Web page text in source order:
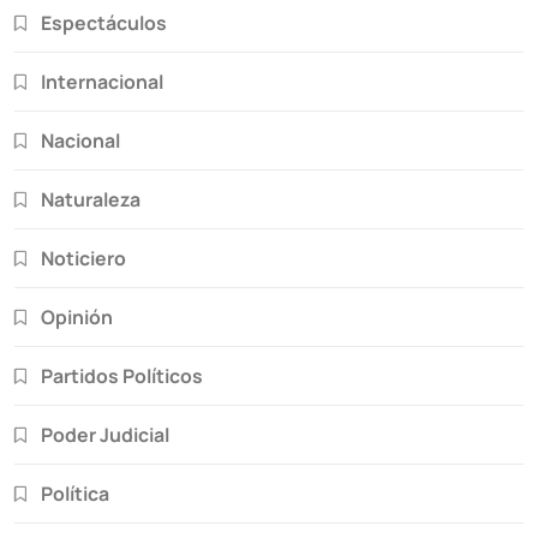
Espectáculos
Internacional
Nacional
Naturaleza
Noticiero
Opinión
Partidos Políticos
Poder Judicial
Política